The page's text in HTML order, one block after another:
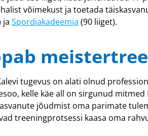
võimekust ja toetada
ja Spordiakadeemia (90 liiget).
tugevus on alati olnud
kelle käe all on sirgunud
jõudmist oma parimate
treeningprotsessi kaasa oma